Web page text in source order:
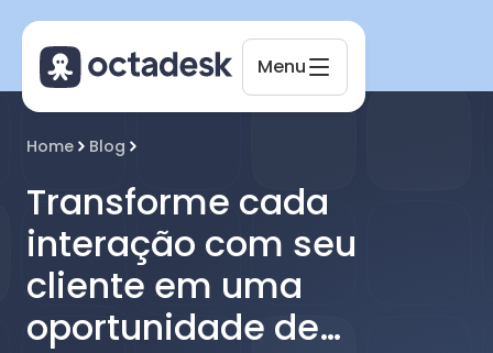
Menu
Home Blog
Transforme cada
interação com seu
cliente em uma
oportunidade de
Online agora